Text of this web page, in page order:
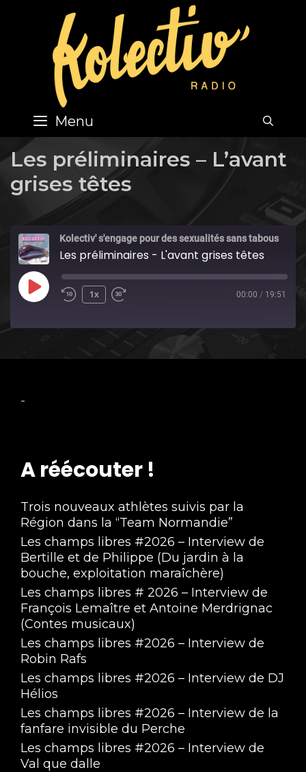
content
Menu
Les préliminaires – L’avant
grises têtes
Kolectiv' s'engage pour des sexualités sans tabous
Les préliminaires - L'avant grises têtes
Play
1x 00:00 / 19:51
-
A réécouter !
Trois nouveaux athlètes suivis par la
Région dans la “Team Normandie”
Les champs libres #2026 – Interview de
Bertille et de Philippe (Du jardin à la
bouche, exploitation maraîchère)
Les champs libres # 2026 – Interview de
François Lemaître et Antoine Merdrignac
(Contes musicaux)
Les champs libres #2026 – Interview de
Robin Rafs
Les champs libres #2026 – Interview de DJ
Hélios
Les champs libres #2026 – Interview de la
fanfare invisible du Perche
Les champs libres #2026 – Interview de
Val que dalle